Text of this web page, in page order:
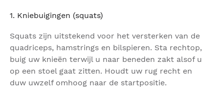
1. Kniebuigingen (squats)
Squats zijn uitstekend voor het versterken van de
quadriceps, hamstrings en bilspieren. Sta rechtop,
buig uw knieën terwijl u naar beneden zakt alsof u
op een stoel gaat zitten. Houdt uw rug recht en
duw uwzelf omhoog naar de startpositie.